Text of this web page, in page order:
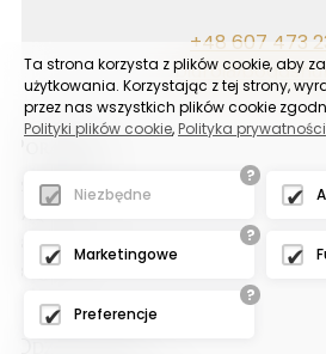
+48 607 473
Poradnik
Reklamacje
Samouczek
Blog
Ta strona korzysta z plików cookie, aby
użytkowania. Korzystając z tej strony,
przez nas wszystkich plików cookie
Polityki plików cookie, Polityka prywatności
?
Niezbędne
?
Marketingowe
?
Preferencje